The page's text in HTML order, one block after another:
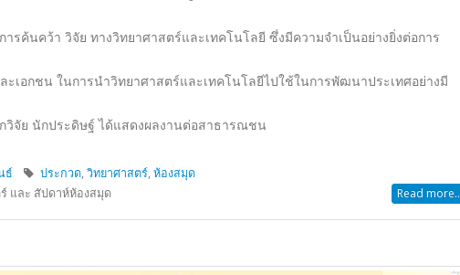
าสตร์ และ สัปดาห์ห้องสมุด
วิทยาศาสตร์แห่งชาติ เนื่องจากวันที่ 18 สิงหาคม พ.ศ. 2411 พระบาทสมเด็จ
ค่ำ เดือน 10 ปีมะโรง สัมฤทธิศก จุลศักราช 1230
เมือง จังหวัดประจวบคีรีขันธ์ ตั้งแต่บริเวณ เกาะจาน ขึ้นไปถึง ปราณบุรี และลงไป